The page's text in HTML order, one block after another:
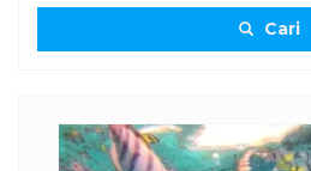
Cari